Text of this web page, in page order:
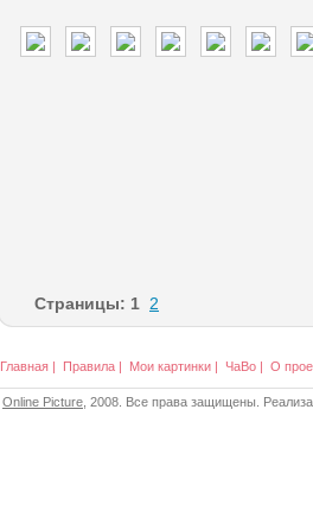
Страницы: 1 2
Главная | Правила | Мои картинки | ЧаВо | О
Online Picture , 2008. Все права защищены.